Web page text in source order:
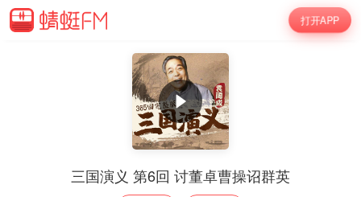
打开APP
三国演义 第6回 讨董卓曹操诏群英